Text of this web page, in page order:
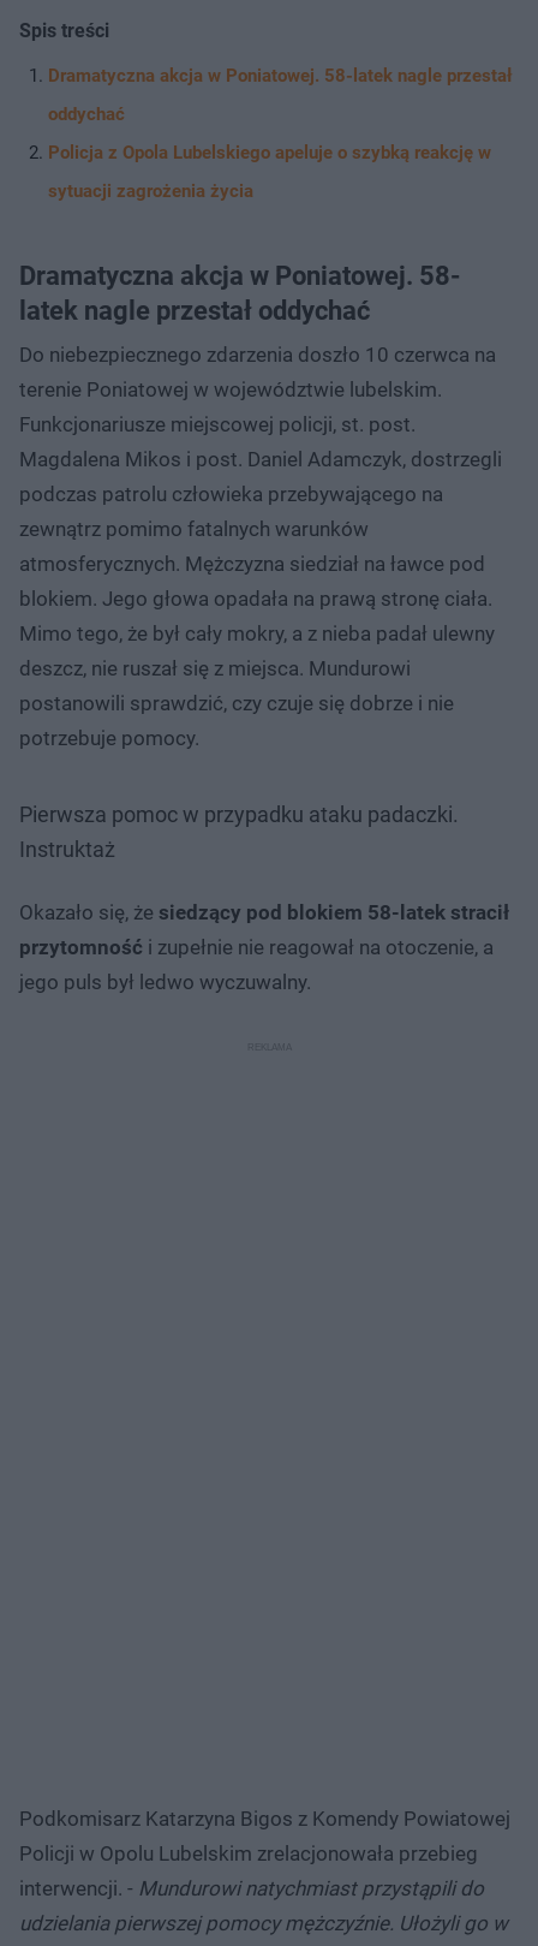
Spis treści
Dramatyczna akcja w Poniatowej. 58-latek nagle przestał
oddychać
Policja z Opola Lubelskiego apeluje o szybką reakcję w
sytuacji zagrożenia życia
Dramatyczna akcja w Poniatowej. 58-
latek nagle przestał oddychać
Do niebezpiecznego zdarzenia doszło 10 czerwca na
terenie Poniatowej w województwie lubelskim.
Funkcjonariusze miejscowej policji, st. post.
Magdalena Mikos i post. Daniel Adamczyk, dostrzegli
podczas patrolu człowieka przebywającego na
zewnątrz pomimo fatalnych warunków
atmosferycznych. Mężczyzna siedział na ławce pod
blokiem. Jego głowa opadała na prawą stronę ciała.
Mimo tego, że był cały mokry, a z nieba padał ulewny
deszcz, nie ruszał się z miejsca. Mundurowi
postanowili sprawdzić, czy czuje się dobrze i nie
potrzebuje pomocy.
Pierwsza pomoc w przypadku ataku padaczki.
Instruktaż
Okazało się, że siedzący pod blokiem 58-latek stracił
przytomność i zupełnie nie reagował na otoczenie, a
jego puls był ledwo wyczuwalny.
Podkomisarz Katarzyna Bigos z Komendy Powiatowej
Policji w Opolu Lubelskim zrelacjonowała przebieg
interwencji. - Mundurowi natychmiast przystąpili do
udzielania pierwszej pomocy mężczyźnie. Ułożyli go w